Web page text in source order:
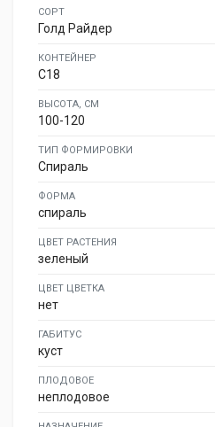
СОРТ
Голд Райдер
КОНТЕЙНЕР
C18
ВЫСОТА, СМ
100-120
ТИП ФОРМИРОВКИ
Спираль
ФОРМА
спираль
ЦВЕТ РАСТЕНИЯ
зеленый
ЦВЕТ ЦВЕТКА
нет
ГАБИТУС
куст
ПЛОДОВОЕ
неплодовое